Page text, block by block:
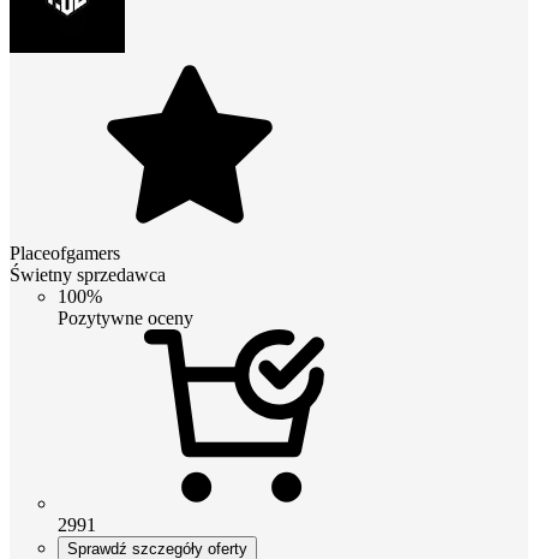
Placeofgamers
Świetny sprzedawca
100%
Pozytywne oceny
2991
Sprawdź szczegóły oferty